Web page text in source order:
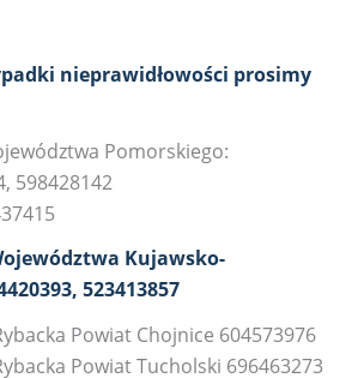
nieprawidłowości prosimy
Pomorskiego:
598428142
Kujawsko-
523413857
Powiat Chojnice 604573976
Powiat Tucholski 696463273